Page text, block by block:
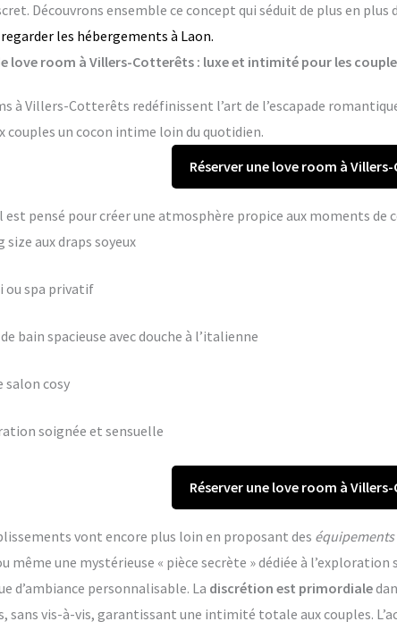
Découvrons ensemble ce concept qui séduit de plus en
les hébergements à Laon.
love room à Villers-Cotterêts : luxe et intimité pour les
à Villers-Cotterêts redéfinissent l’art de l’escapade
couples un cocon intime loin du quotidien.
Réserver une love room à
est pensé pour créer une atmosphère propice aux moments
size aux draps soyeux
ou spa privatif
bain spacieuse avec douche à l’italienne
salon cosy
soignée et sensuelle
Réserver une love room à
vont encore plus loin en proposant des
même une mystérieuse « pièce secrète » dédiée à
d’ambiance personnalisable. La discrétion est primordiale
sans vis-à-vis, garantissant une intimité totale aux couples.